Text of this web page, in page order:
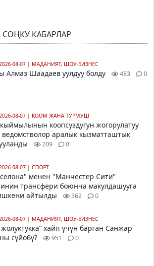
КАБАРЛАР
08-07 | МАДАНИЯТ, ШОУ-БИЗНЕС
Алмаз Шаадаев уулдуу болду 483 0
08-07 | КООМ ЖАНА ТУРМУШ
коопсуздугун жогорулатуу
ведомстволор аралык кызматташтык
209 0
08-07 | СПОРТ
менен "Манчестер Сити"
трансфери боюнча макулдашууга
айтылды
362 0
08-07 | МАДАНИЯТ, ШОУ-БИЗНЕС
жолуктукка” хайп үчүн барган Санжар
сүйөбү?
951 0